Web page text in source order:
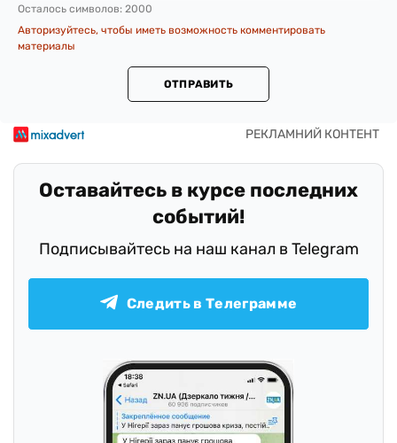
Осталось символов: 2000
Авторизуйтесь, чтобы иметь возможность комментировать
материалы
ОТПРАВИТЬ
Оставайтесь в курсе последних
событий!
Подписывайтесь на наш канал в Telegram
Следить в Телеграмме